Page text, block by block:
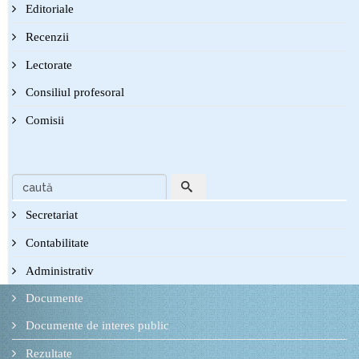
Editoriale
Recenzii
Lectorate
Consiliul profesoral
Comisii
Secretariat
Contabilitate
Administrativ
Documente
Documente de interes public
Rezultate